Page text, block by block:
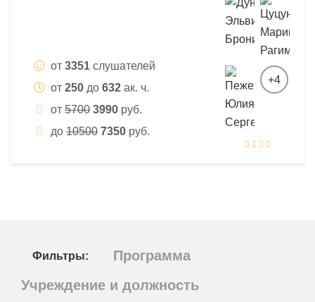
от 3351 слушателей
от 250 до 632 ак. ч.
от 5700 3990 руб.
до 10500 7350 руб.
+4
Фильтры:
Программа
Учреждение и должность